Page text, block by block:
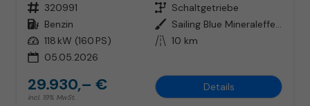
Fahrzeugnr. 320991 Getriebe Schaltgetriebe
Kraftstoff Benzin Außenfarbe
Sailing Blue Mineraleffekt
Leistung 118 kW (160 PS) Kilometerstand 10 km
05.05.2026
29.930,– €
incl. 19% MwSt.
Details